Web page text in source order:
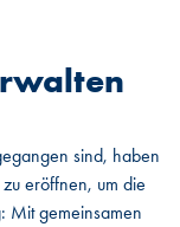
sind, haben
eröffnen, um die
Mit gemeinsamen